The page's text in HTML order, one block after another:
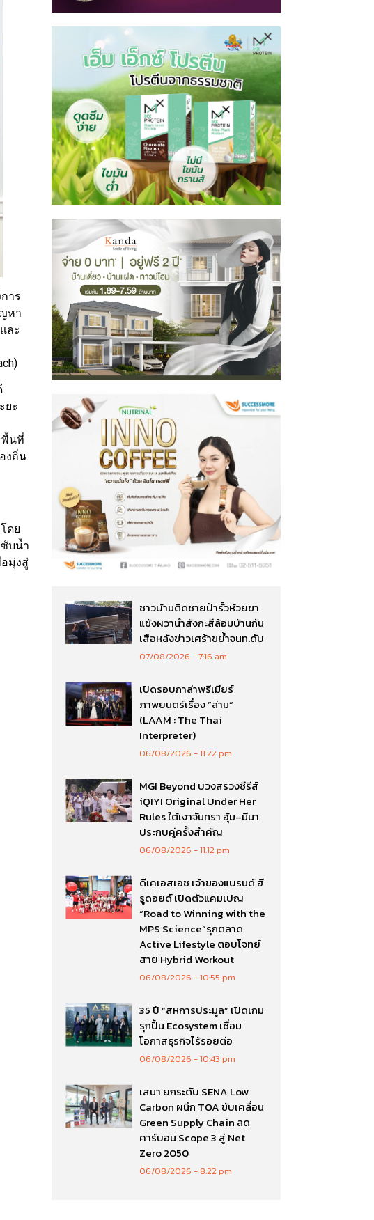
าร
หา
ละ
ยะ
พื้นที่
งถิ่น
ดย
บน้ำ
มุ่งสู่
ชาวบ้านติดชายป่ารั้วห้วยขา
แข้งผวานำสังกะสีล้อมบ้านกัน
เสือหลังข่าวเศร้าขย้ำจนท.ดับ
07/08/2026 7:16 am
เปิดรอบกาล่าพรีเมียร์
ภาพยนตร์เรื่อง ”ล่าม“
(LAAM : The Thai
Interpreter)
06/08/2026 11:22 pm
MGI Beyond บวงสรวงซีรีส์
iQIYI Original Under Her
Rules ใต้เงาจันทรา อุ้ม–มีนา
ประกบคู่ครั้งสำคัญ
06/08/2026 11:12 pm
ดีเคเอสเอช เจ้าของแบรนด์ ฮี
รูดอยด์ เปิดตัวแคมเปญ
“Road to Winning with the
MPS Science”รุกตลาด
Active Lifestyle ตอบโจทย์
สาย Hybrid Workout
06/08/2026 10:55 pm
35 ปี “สหการประมูล” เปิดเกม
รุกปั้น Ecosystem เชื่อม
โอกาสธุรกิจไร้รอยต่อ
06/08/2026 10:43 pm
เสนา ยกระดับ SENA Low
Carbon ผนึก TOA ขับเคลื่อน
Green Supply Chain ลด
คาร์บอน Scope 3 สู่ Net
Zero 2050
06/08/2026 8:22 pm